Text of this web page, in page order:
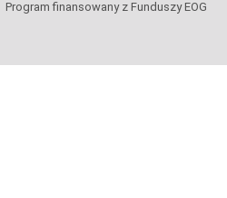
Program finansowany z Funduszy EOG